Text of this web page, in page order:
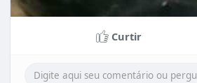
Curtir